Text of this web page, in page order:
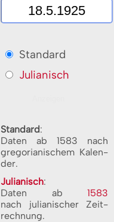
Standard
Julianisch
Standard:
Daten ab 1583 nach
gre­go­ri­a­ni­schem Ka­len­
der.
Julianisch:
Daten ab 1583
nach ju­li­a­ni­scher Zeit­
rech­nung.